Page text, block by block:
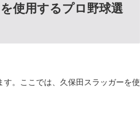
使用するプロ野球選
。ここでは、久保田スラッガーを使